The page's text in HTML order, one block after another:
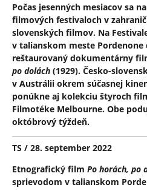
Počas jesenných mesiacov sa
filmových festivaloch v
slovenských filmov. Na
v talianskom meste
reštaurovaný dokumentárny
po dolách (1929). Česko-
v Austrálii okrem súčasnej
ponúkne aj kolekciu štyroch
Filmotéke Melbourne. Obe
októbrový týždeň.
TS / 28. september 2022
Etnografický film Po horách, po
sprievodom v talianskom